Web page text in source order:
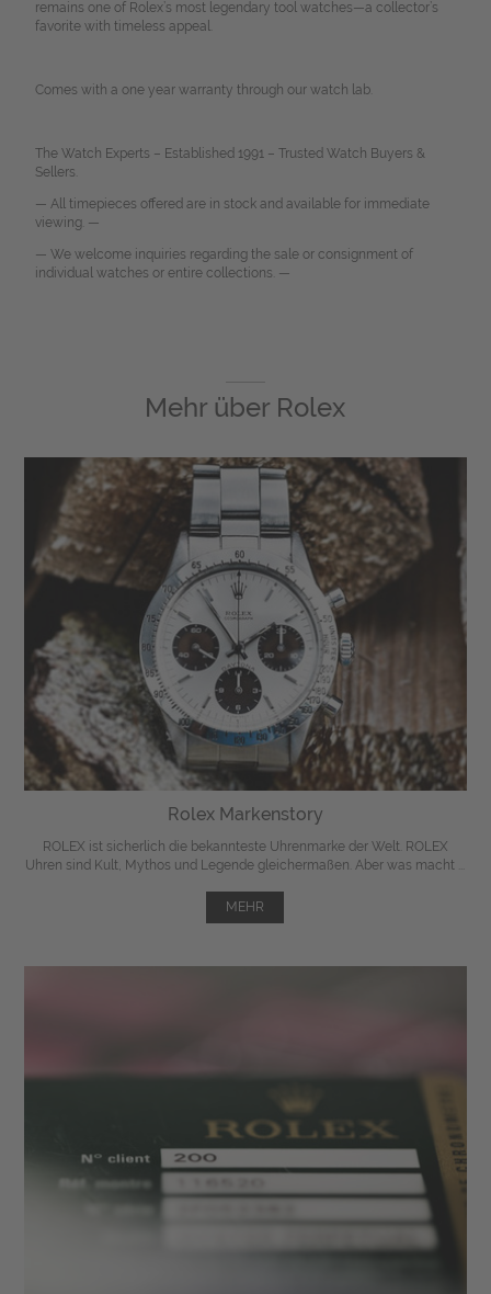
remains one of Rolex’s most legendary tool watches—a collector’s
favorite with timeless appeal.
Comes with a one year warranty through our watch lab.
The Watch Experts – Established 1991 – Trusted Watch Buyers &
Sellers.
— All timepieces offered are in stock and available for immediate
viewing. —
— We welcome inquiries regarding the sale or consignment of
individual watches or entire collections. —
Mehr über Rolex
Rolex Markenstory
ROLEX ist sicherlich die bekannteste Uhrenmarke der Welt. ROLEX
Uhren sind Kult, Mythos und Legende gleichermaßen. Aber was macht ...
MEHR